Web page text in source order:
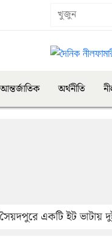
আন্তর্জাতিক অর্থনীতি
সৈয়দপুরে একটি ইট ভাটায়